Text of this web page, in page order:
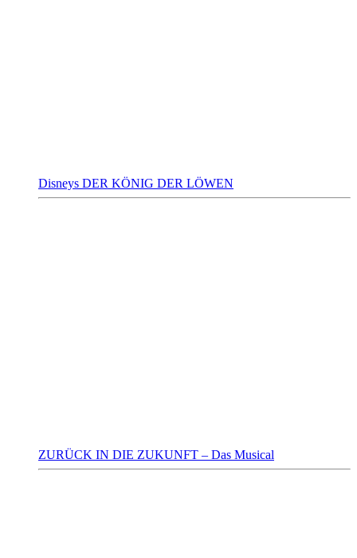
Disneys DER KÖNIG DER LÖWEN
ZURÜCK IN DIE ZUKUNFT – Das Musical